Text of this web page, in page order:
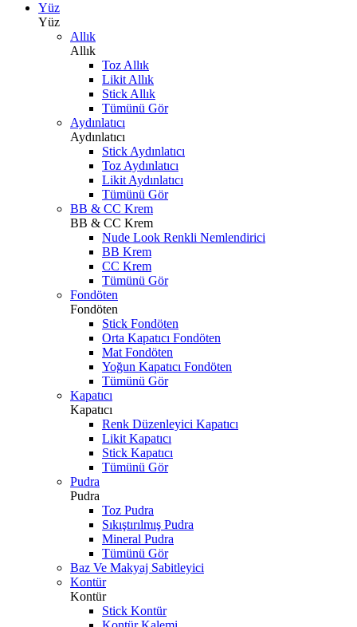
Yüz
Yüz
Allık
Allık
Toz Allık
Likit Allık
Stick Allık
Tümünü Gör
Aydınlatıcı
Aydınlatıcı
Stick Aydınlatıcı
Toz Aydınlatıcı
Likit Aydınlatıcı
Tümünü Gör
BB & CC Krem
BB & CC Krem
Nude Look Renkli Nemlendirici
BB Krem
CC Krem
Tümünü Gör
Fondöten
Fondöten
Stick Fondöten
Orta Kapatıcı Fondöten
Mat Fondöten
Yoğun Kapatıcı Fondöten
Tümünü Gör
Kapatıcı
Kapatıcı
Renk Düzenleyici Kapatıcı
Likit Kapatıcı
Stick Kapatıcı
Tümünü Gör
Pudra
Pudra
Toz Pudra
Sıkıştırılmış Pudra
Mineral Pudra
Tümünü Gör
Baz Ve Makyaj Sabitleyici
Kontür
Kontür
Stick Kontür